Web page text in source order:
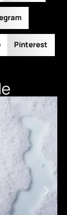
Pinterest